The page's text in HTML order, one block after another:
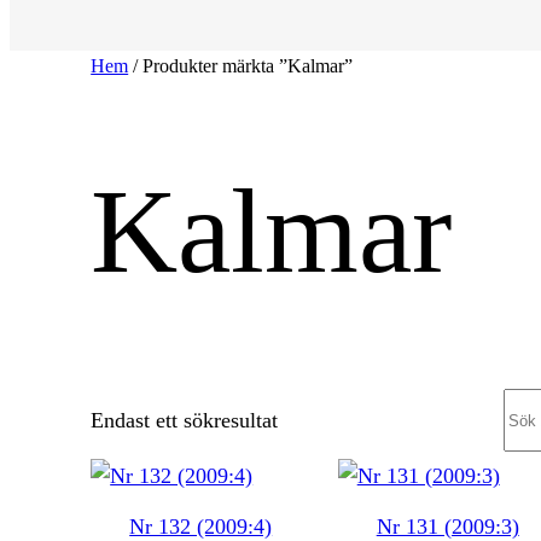
Hem / Produkter märkta ”Kalmar”
Kalmar
Endast ett sökresultat
Nr 132 (2009:4) Nr 131 (2009:3)